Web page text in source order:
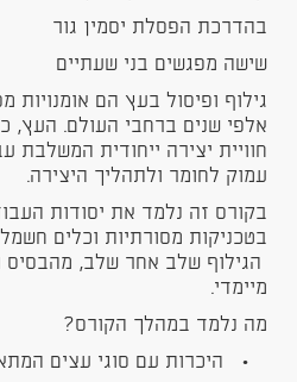
בהדרכת הפסלת יסמין גור
שישה מפגשים בני שעתיים
גילוף ופיסול בעץ הם
אלפי שנים ברחבי העולם. העץ,
חוויית יצירה ייחודית המשלבת
עמוק לחומר ולתהליך היצירה.
בקורס זה נלמד את יסודות
בטכניקות מסורתיות וכלים
הגילוף שלב אחר שלב,
מיימדי.
מה נלמד במהלך הקורס?
• היכרות עם סוגי עצים